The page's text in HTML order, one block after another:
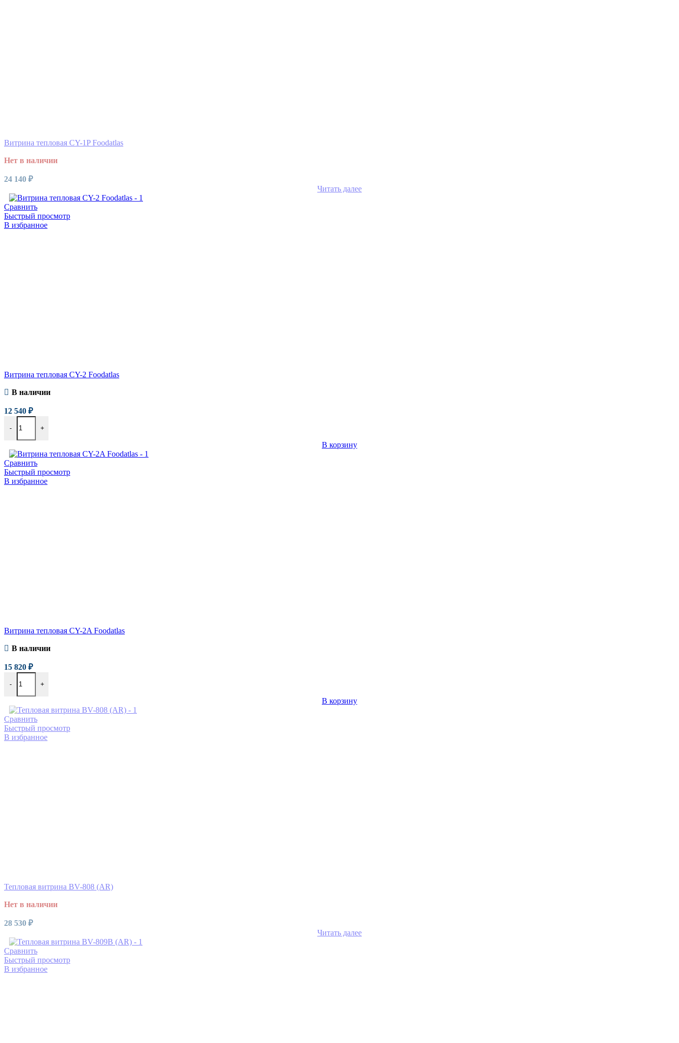
Витрина тепловая CY-1P Foodatlas
Нет в наличии
24 140 ₽
Читать далее
Сравнить
Быстрый просмотр
В избранное
Витрина тепловая CY-2 Foodatlas
В наличии
12 540 ₽
- +
В корзину
Сравнить
Быстрый просмотр
В избранное
Витрина тепловая CY-2A Foodatlas
В наличии
15 820 ₽
- +
В корзину
Сравнить
Быстрый просмотр
В избранное
Тепловая витрина BV-808 (AR)
Нет в наличии
28 530 ₽
Читать далее
Сравнить
Быстрый просмотр
В избранное